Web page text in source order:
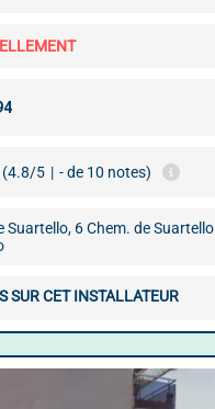
(4.8/5 | - de 10 notes)
Suartello, 6 Chem. de Suartello
SUR CET INSTALLATEUR